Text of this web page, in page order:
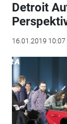
Detroit
16.01.2019 10:07